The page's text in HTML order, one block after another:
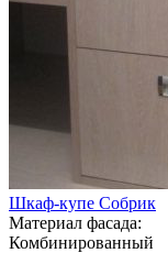
Шкаф-купе Собрик
Материал фасада:
Комбинированный